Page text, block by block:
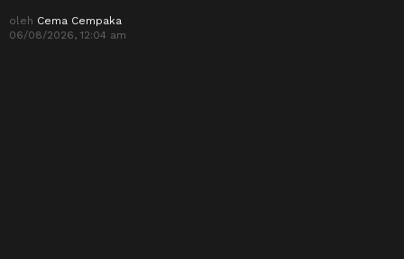
oleh Cema Cempaka
06/08/2026, 12:04 am